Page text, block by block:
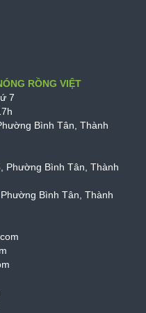
RỒNG VIỆT
7
Bình Tân, Thành
Phường Bình Tân Thành
Phường Bình Tân Thành